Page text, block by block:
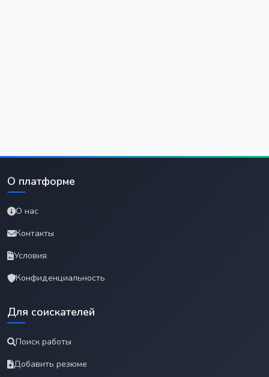
О платформе
О нас
Контакты
Условия
Конфиденциальность
Для соискателей
Поиск работы
Добавить резюме